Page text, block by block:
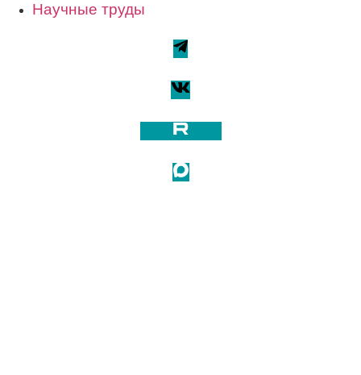
Научные труды